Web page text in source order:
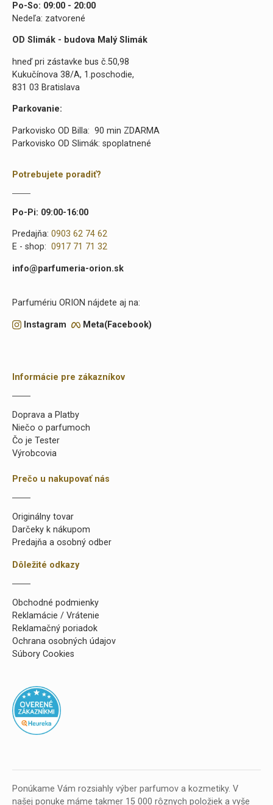
Po-So: 09:00 - 20:00
Nedeľa: zatvorené
OD Slimák - budova Malý Slimák
hneď pri zástavke bus č.50,98
Kukučínova 38/A, 1.poschodie,
831 03 Bratislava
Parkovanie:
Parkovisko OD Billa: 90 min ZDARMA
Parkovisko OD Slimák: spoplatnené
Potrebujete poradiť?
Po-Pi: 09:00-16:00
Predajňa: 0903 62 74 62
E - shop: 0917 71 71 32
info@parfumeria-orion.sk
Parfumériu ORION nájdete aj na:
Instagram Meta(Facebook)
Informácie pre zákazníkov
Doprava a Platby
Niečo o parfumoch
Čo je Tester
Výrobcovia
Prečo u nakupovať nás
Originálny tovar
Darčeky k nákupom
Predajňa a osobný odber
Dôležité odkazy
Obchodné podmienky
Reklamácie / Vrátenie
Reklamačný poriadok
Ochrana osobných údajov
Súbory Cookies
Ponúkame Vám rozsiahly výber parfumov a kozmetiky. V
našej ponuke máme takmer 15 000 rôznych položiek a vyše